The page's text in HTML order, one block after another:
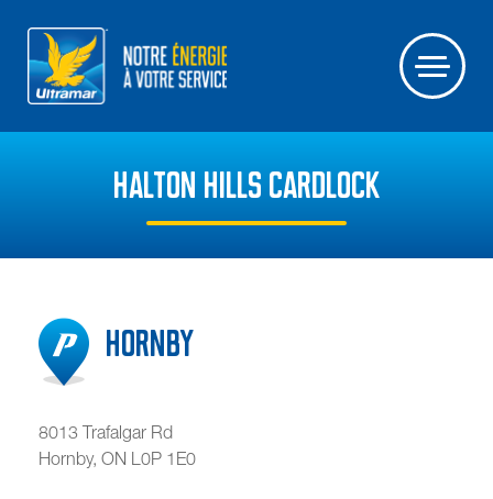
HALTON HILLS CARDLOCK
Hornby
8013 Trafalgar Rd
Hornby, ON L0P 1E0